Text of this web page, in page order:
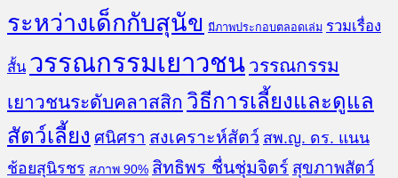
ระหว่างเด็กกับสุนัข มีภาพประกอบตลอดเล่ม รวมเรื่อง
สั้น วรรณกรรมเยาวชน วรรณกรรม
เยาวชนระดับคลาสสิก วิธีการเลี้ยงและดูแล
สัตว์เลี้ยง ศนิศรา สงเคราะห์สัตว์ สพ.ญ. ดร. แนน
ช้อยสุนิรชร สภาพ 90% สิทธิพร ชื่นชุ่มจิตร์ สุขภาพสัตว์